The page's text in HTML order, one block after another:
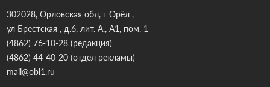
302028, Орловская обл, г Орёл ,
ул Брестская , д.6, лит. А., А1, пом. 1
(4862) 76-10-28(редакция)
(4862) 44-40-20(отдел рекламы)
mail@obl1.ru